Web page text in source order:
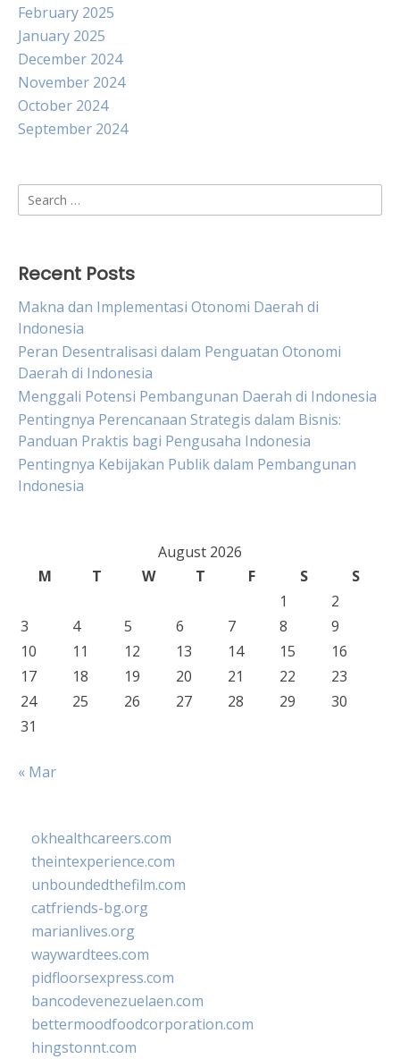
February 2025
January 2025
December 2024
November 2024
October 2024
September 2024
Search
for:
Recent Posts
Makna dan Implementasi Otonomi Daerah di
Indonesia
Peran Desentralisasi dalam Penguatan Otonomi
Daerah di Indonesia
Menggali Potensi Pembangunan Daerah di Indonesia
Pentingnya Perencanaan Strategis dalam Bisnis:
Panduan Praktis bagi Pengusaha Indonesia
Pentingnya Kebijakan Publik dalam Pembangunan
Indonesia
August 2026
M
T W T F S
S
1
2
3
4 5 6 7 8
9
10
11 12 13 14 15
16
17
18 19 20 21 22
23
24
25 26 27 28 29
30
31
« Mar
okhealthcareers.com
theintexperience.com
unboundedthefilm.com
catfriends-bg.org
marianlives.org
waywardtees.com
pidfloorsexpress.com
bancodevenezuelaen.com
bettermoodfoodcorporation.com
hingstonnt.com